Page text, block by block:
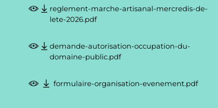
reglement-marche-artisanal-mercredis-de-
lete-2026.pdf
demande-autorisation-occupation-du-
domaine-public.pdf
formulaire-organisation-evenement.pdf